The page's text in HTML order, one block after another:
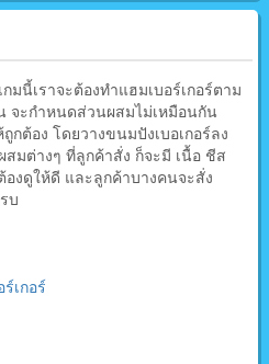
มนี้เราจะต้องทำแฮมเบอร์เกอร์ตาม
จะกำหนดส่วนผสมไม่เหมือนกัน
กต้อง โดยวางขนมปังเบอเกอร์ลง
มต่างๆ ที่ลูกค้าสั่ง ก็จะมี เนื้อ ชีส
งดูให้ดี และลูกค้าบางคนจะสั่ง
บ
เกอร์